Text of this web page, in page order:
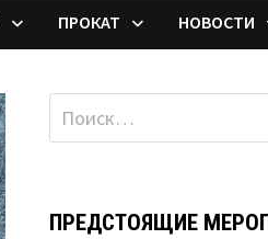
ПРОКАТ НОВОСТИ
Найти:
ПРЕДСТОЯЩИЕ